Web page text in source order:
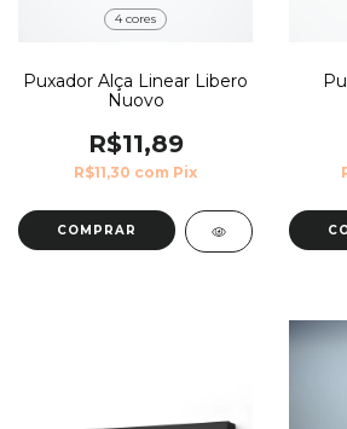
4 cores
Puxador Alça Linear Libero
Nuovo
R$11,89
R$11,30 com Pix
COMPRAR